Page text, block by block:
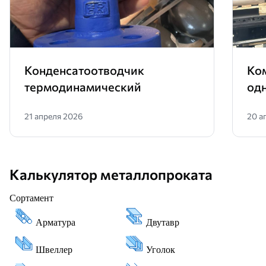
Конденсатоотводчик
термодинамический
21 апреля 2026 20
Калькулятор металлопроката